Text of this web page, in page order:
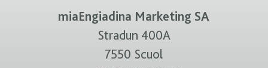
miaEngiadina Marketing SA
Stradun 400A
7550 Scuol